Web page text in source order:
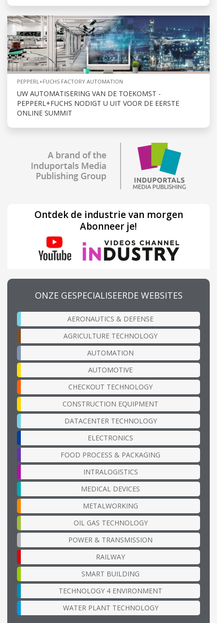
PEPPERL+FUCHS FACTORY AUTOMATION
UW AUTOMATISERING VAN DE TOEKOMST -
PEPPERL+FUCHS NODIGT U UIT VOOR DE EERSTE
ONLINE SUMMIT
Ontdek de industrie van morgen
Abonneer je!
ONZE GESPECIALISEERDE WEBSITES
AERONAUTICS & DEFENSE
AGRICULTURE TECHNOLOGY
AUTOMATION
AUTOMOTIVE
CHECKOUT TECHNOLOGY
CONSTRUCTION EQUIPMENT
DATACENTER TECHNOLOGY
ELECTRONICS
FOOD PROCESS & PACKAGING
INTRALOGISTICS
MEDICAL DEVICES
METALWORKING
OIL GAS TECHNOLOGY
POWER & TRANSMISSION
RAILWAY
SMART BUILDING
TECHNOLOGY 4 ENVIRONMENT
WATER PLANT TECHNOLOGY